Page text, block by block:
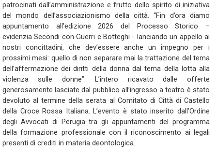
patrocinati dall’amministrazione e frutto dello spirito di iniziativa
del mondo dell’associazionismo della città. “Fin d’ora diamo
appuntamento all’edizione 2026 del Processo Storico –
evidenzia Secondi con Guerri e Botteghi - lanciando un appello ai
nostri concittadini, che dev’essere anche un impegno per i
prossimi mesi: quello di non separare mai la trattazione del tema
dell’affermazione dei diritti della donna dal tema della lotta alla
violenza sulle donne”. L’intero ricavato dalle offerte
generosamente lasciate dal pubblico all’ingresso a teatro è stato
devoluto al termine della serata al Comitato di Città di Castello
della Croce Rossa Italiana. L’evento è stato inserito dall’Ordine
degli Avvocati di Perugia tra gli appuntamenti del programma
della formazione professionale con il riconoscimento ai legali
presenti di crediti in materia deontologica.